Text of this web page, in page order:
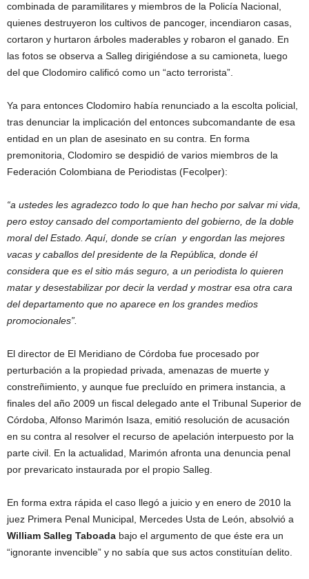
combinada de paramilitares y miembros de la Policía Nacional,
quienes destruyeron los cultivos de pancoger, incendiaron casas,
cortaron y hurtaron árboles maderables y robaron el ganado. En
las fotos se observa a Salleg dirigiéndose a su camioneta, luego
del que Clodomiro calificó como un “acto terrorista”.
Ya para entonces Clodomiro había renunciado a la escolta policial,
tras denunciar la implicación del entonces subcomandante de esa
entidad en un plan de asesinato en su contra. En forma
premonitoria, Clodomiro se despidió de varios miembros de la
Federación Colombiana de Periodistas (Fecolper):
“a ustedes les agradezco todo lo que han hecho por salvar mi vida,
pero estoy cansado del comportamiento del gobierno, de la doble
moral del Estado. Aquí, donde se crían y engordan las mejores
vacas y caballos del presidente de la República, donde él
considera que es el sitio más seguro, a un periodista lo quieren
matar y desestabilizar por decir la verdad y mostrar esa otra cara
del departamento que no aparece en los grandes medios
promocionales”.
El director de El Meridiano de Córdoba fue procesado por
perturbación a la propiedad privada, amenazas de muerte y
constreñimiento, y aunque fue precluído en primera instancia, a
finales del año 2009 un fiscal delegado ante el Tribunal Superior de
Córdoba, Alfonso Marimón Isaza, emitió resolución de acusación
en su contra al resolver el recurso de apelación interpuesto por la
parte civil. En la actualidad, Marimón afronta una denuncia penal
por prevaricato instaurada por el propio Salleg.
En forma extra rápida el caso llegó a juicio y en enero de 2010 la
juez Primera Penal Municipal, Mercedes Usta de León, absolvió a
William Salleg Taboada bajo el argumento de que éste era un
“ignorante invencible” y no sabía que sus actos constituían delito.